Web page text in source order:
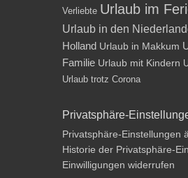
Verliebte Urlaub im
Urlaub in den
Holland Urlaub in Makkum
Familie Urlaub mit Kindern
Urlaub trotz Corona
Privatsphäre-
Privatsphäre-Einstellungen
Historie der Privatsphäre-
Einwilligungen widerrufen